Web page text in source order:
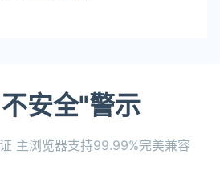
安全"警示
主浏览器支持99.99%完美兼容